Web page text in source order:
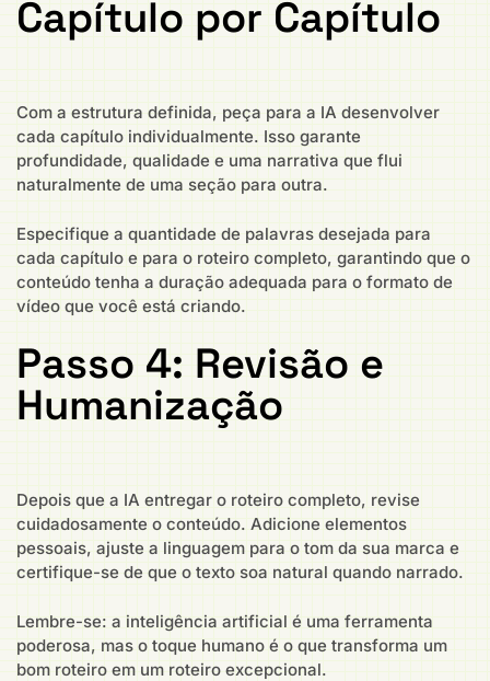
Capítulo por Capítulo
Com a estrutura definida, peça para a IA desenvolver
cada capítulo individualmente. Isso garante
profundidade, qualidade e uma narrativa que flui
naturalmente de uma seção para outra.
Especifique a quantidade de palavras desejada para
cada capítulo e para o roteiro completo, garantindo que o
conteúdo tenha a duração adequada para o formato de
vídeo que você está criando.
Passo 4: Revisão e
Humanização
Depois que a IA entregar o roteiro completo, revise
cuidadosamente o conteúdo. Adicione elementos
pessoais, ajuste a linguagem para o tom da sua marca e
certifique-se de que o texto soa natural quando narrado.
Lembre-se: a inteligência artificial é uma ferramenta
poderosa, mas o toque humano é o que transforma um
bom roteiro em um roteiro excepcional.